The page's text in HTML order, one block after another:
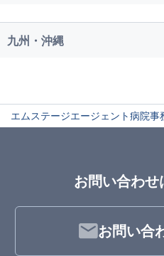
九州・沖縄
エムステージエージェント病院事
お問い合わせ
お問い合